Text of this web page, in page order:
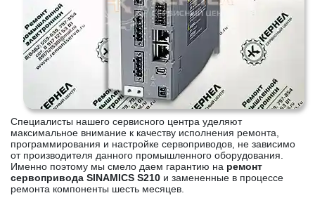
Специалисты нашего сервисного центра уделяют
максимальное внимание к качеству исполнения ремонта,
программирования и настройке сервоприводов, не зависимо
от производителя данного промышленного оборудования.
Именно поэтому мы смело даем гарантию на ремонт
сервопривода SINAMICS S210 и замененные в процессе
ремонта компоненты шесть месяцев.